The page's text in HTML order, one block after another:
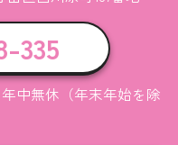
335
中無休（年末年始を除